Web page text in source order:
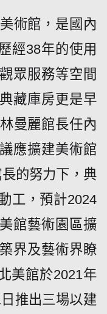
術館，是國內
經38年的使用
眾服務等空間
藏庫房更是早
曼麗館長任內
應擴建美術館
的努力下，典
工，預計2024
館藝術園區擴
界及藝術界瞭
美館於2021年
推出三場以建